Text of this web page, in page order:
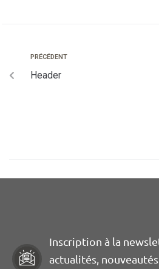
PRÉCÉDENT
Header
Inscription à la
actualités,